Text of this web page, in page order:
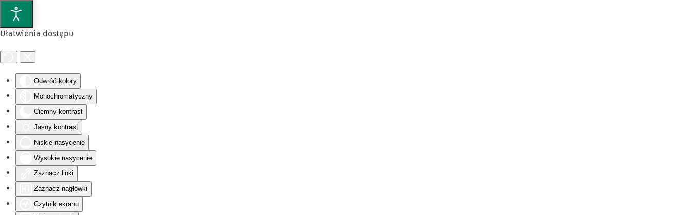
Ułatwienia dostępu
Odwróć kolory
Monochromatyczny
Ciemny kontrast
Jasny kontrast
Niskie nasycenie
Wysokie nasycenie
Zaznacz linki
Zaznacz nagłówki
Czytnik ekranu
Przejdź do głównej treści